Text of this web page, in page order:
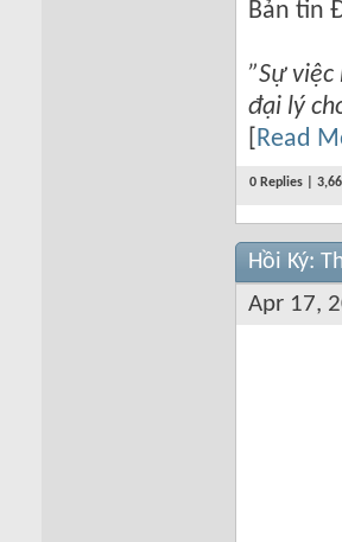
Bản tin
”Sự
đại lý
Read
0 Replies |
Hồi Ký:
Apr 17,